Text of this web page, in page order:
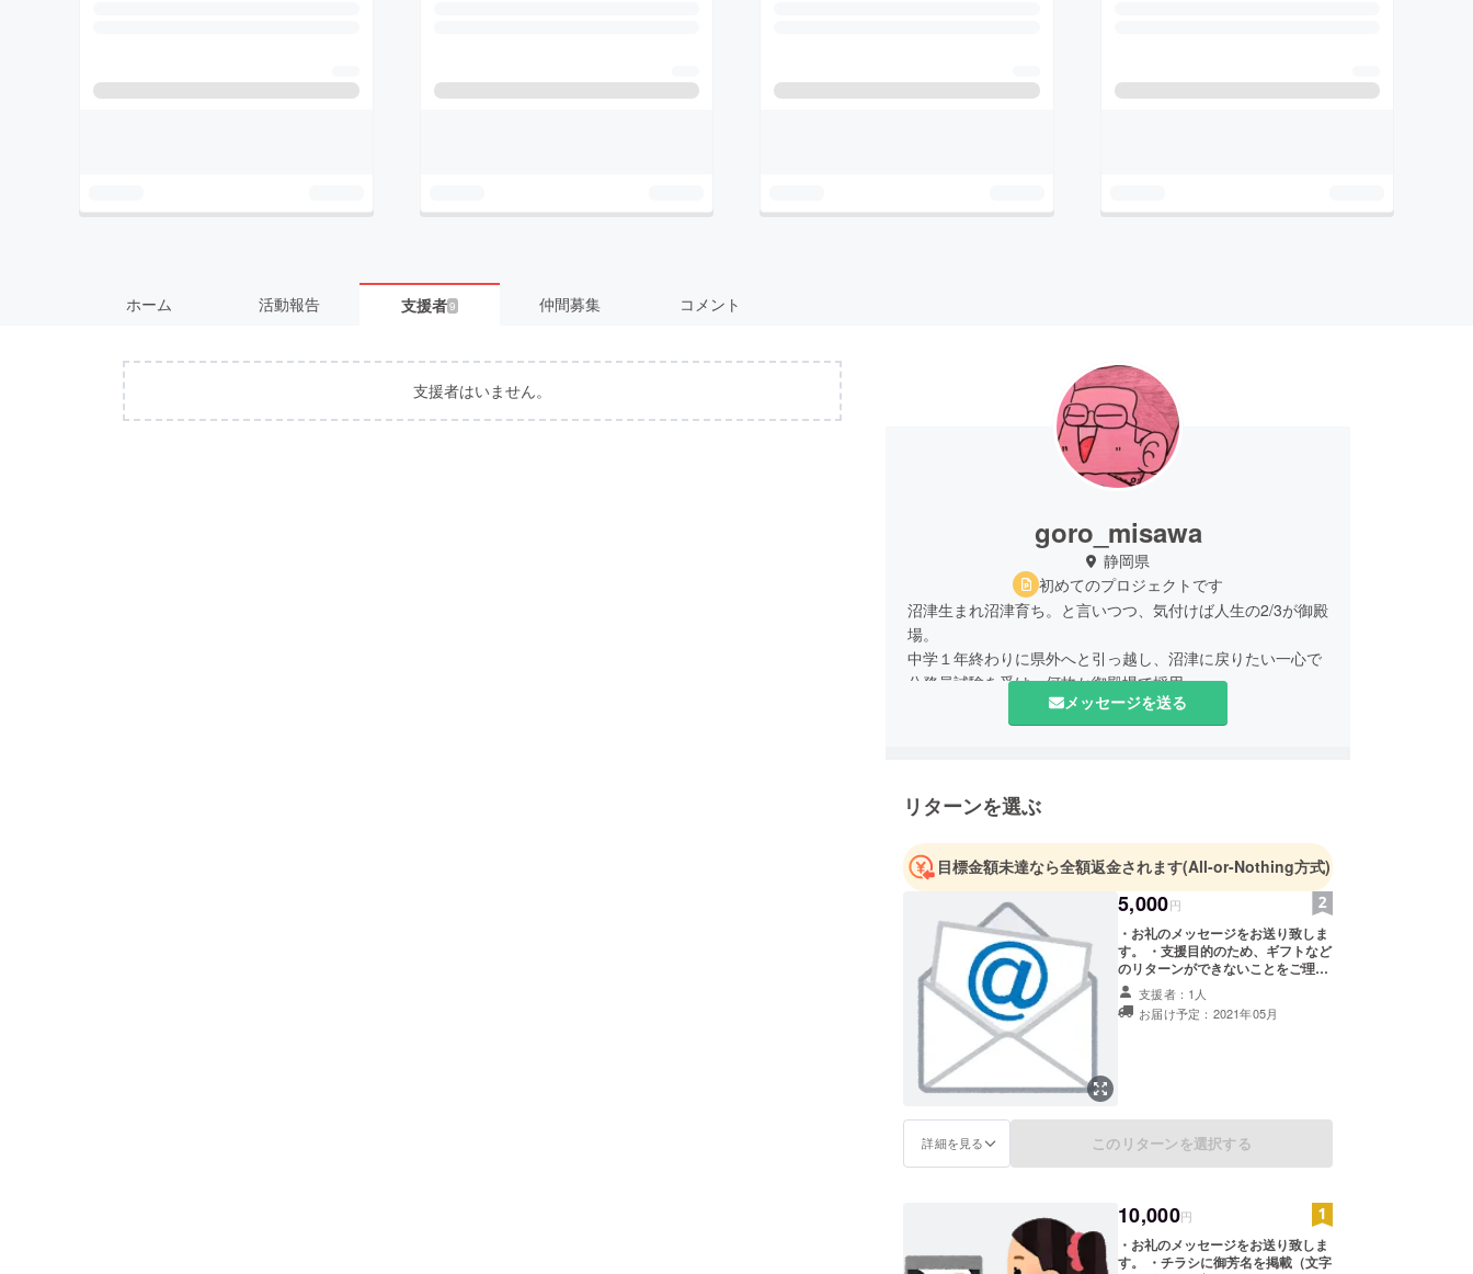
ホーム 活動報告 支援者9 仲間募集 コメント
支援者はいません。
goro_misawa
静岡県
初めてのプロジェクトです
沼津生まれ沼津育ち。と言いつつ、気付けば人生の2/3が御殿
場。
中学１年終わりに県外へと引っ越し、沼津に戻りたい一心で
公務員試験を受け、何故か御殿場で採用。
就職と共に平成10年から御殿場に住み、結婚したり家建てた
り、小僧が３人できたりしているうちに、今度は市内建設会
恵まれ、自由業を満喫中。
メッセージを送る
リターンを選ぶ
目標金額未達なら全額返金されます(All-or-Nothing方式)
5,000円
・お礼のメッセージをお送り致しま
す。 ・支援目的のため、ギフトなど
のリターンができないことをご理解
頂ければ幸いです。
支援者：1人
お届け予定：2021年05月
詳細を見る このリターンを選択する
10,000円
・お礼のメッセージをお送り致しま
す。 ・チラシに御芳名を掲載（文字